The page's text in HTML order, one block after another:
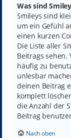
Was sind
Smileys sind
um ein Gefühl
einen kurzen
Die Liste aller
Beitrags sehen.
häufig zu
unlesbar
deinen Beitrag
komplett
die Anzahl der
Beitrag
Nach oben